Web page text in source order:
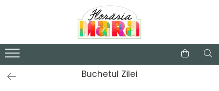
Buchete de flori
Valentine's Day
Aranjamente florale
Buchetul Zilei